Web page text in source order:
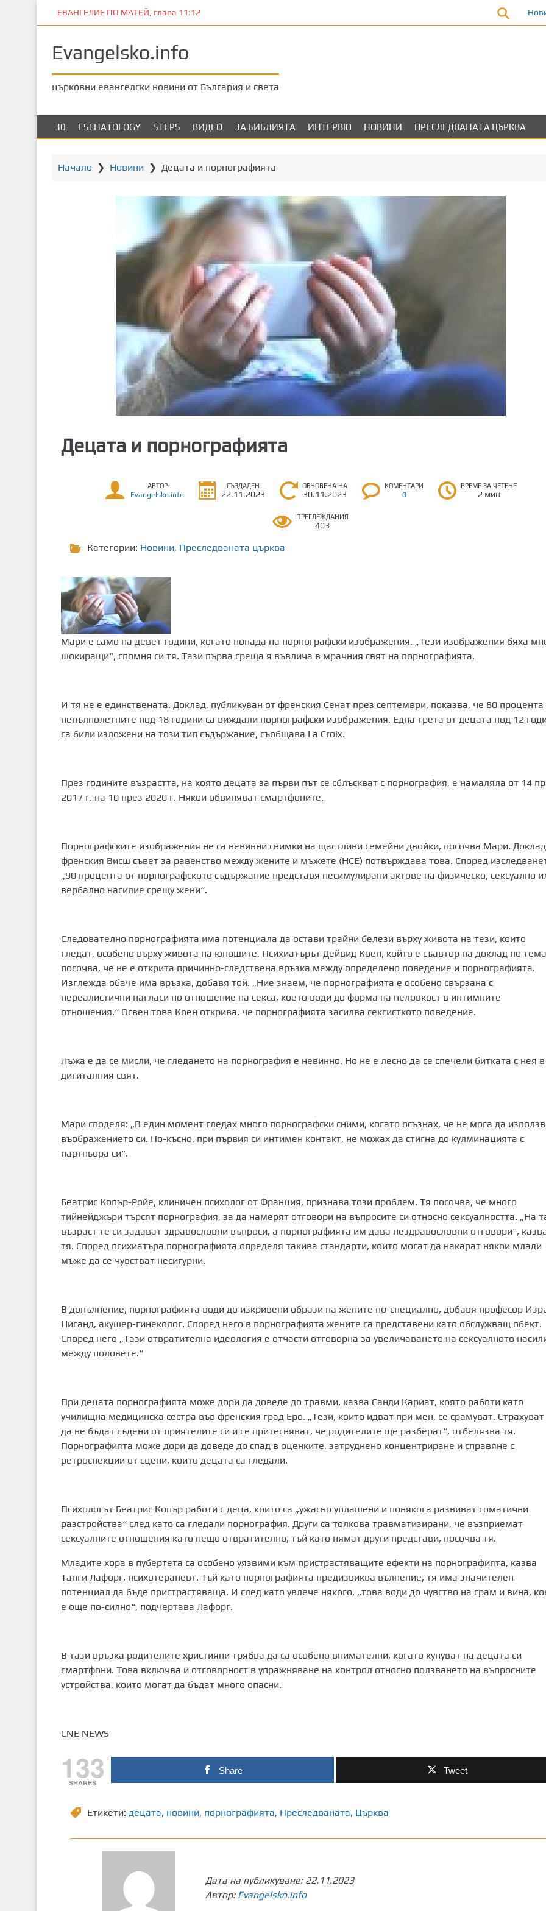
к
ЕВАНГЕЛИЕ ПО МАТЕЙ, глава 11:12
Evangelsko.info
църковни евангелски новини от България и света
30 ESCHATOLOGY STEPS ВИДЕО ЗА БИБЛИЯТА ИНТЕРВЮ НОВИНИ ПРЕСЛЕДВАНАТА ЦЪРКВА
Начало ❯ Новини❯ Децата и порнографията
Децата и порнографията
АВТОР
Evangelsko.info
СЪЗДАДЕН
22.11.2023
ОБНОВЕНА НА
30.11.2023
КОМЕНТАРИ
0
ВРЕМЕ ЗА ЧЕТЕНЕ
2 мин
ПРЕГЛЕЖДАНИЯ
403
Категории: Новини, Преследваната църква
Мари e само на девет години, когато попада на порнографски изображения. „Тези изображения бяха
шокиращи“, спомня си тя. Тази първа среща я въвлича в мрачния свят на порнографията.
И тя не е единствената. Доклад, публикуван от френския Сенат през септември, показва, че 80 процента
непълнолетните под 18 години са виждали порнографски изображения. Една трета от децата под 12
са били изложени на този тип съдържание, съобщава La Croix.
През годините възрастта, на която децата за първи път се сблъскват с порнография, е намаляла от 14
2017 г. на 10 през 2020 г. Някои обвиняват смартфоните.
Порнографските изображения не са невинни снимки на щастливи семейни двойки, посочва Мари.
френския Висш съвет за равенство между жените и мъжете (HCE) потвърждава това. Според
„90 процента от порнографското съдържание представя несимулирани актове на физическо, сексуално
вербално насилие срещу жени“.
Следователно порнографията има потенциала да остави трайни белези върху живота на тези, които
гледат, особено върху живота на юношите. Психиатърът Дейвид Коен, който е съавтор на доклад по
посочва, че не е открита причинно-следствена връзка между определено поведение и порнографията.
Изглежда обаче има връзка, добавя той. „Ние знаем, че порнографията е особено свързана с
нереалистични нагласи по отношение на секса, което води до форма на неловкост в интимните
отношения.“ Освен това Коен открива, че порнографията засилва сексисткото поведение.
Лъжа е да се мисли, че гледането на порнография е невинно. Но не е лесно да се спечели битката с нея в
дигиталния свят.
Мари споделя: „В един момент гледах много порнографски сними, когато осъзнах, че не мога да
въображението си. По-късно, при първия си интимен контакт, не можах да стигна до кулминацията с
партньора си“.
Беатрис Копър-Ройе, клиничен психолог от Франция, признава този проблем. Тя посочва, че много
тийнейджъри търсят порнография, за да намерят отговори на въпросите си относно сексуалността. „На
възраст те си задават здравословни въпроси, а порнографията им дава нездравословни отговори“,
тя. Според психиатъра порнографията определя такива стандарти, които могат да накарат някои млади
мъже да се чувстват несигурни.
В допълнение, порнографията води до изкривени образи на жените по-специално, добавя професор
Нисанд, акушер-гинеколог. Според него в порнографията жените са представени като обслужващ обект.
Според него „Тази отвратителна идеология е отчасти отговорна за увеличаването на сексуалното
между половете.“
При децата порнографията може дори да доведе до травми, казва Санди Кариат, която работи като
училищна медицинска сестра във френския град Еро. „Тези, които идват при мен, се срамуват. Страхуват
да не бъдат съдени от приятелите си и се притесняват, че родителите ще разберат“, отбелязва тя.
Порнографията може дори да доведе до спад в оценките, затруднено концентриране и справяне с
ретроспекции от сцени, които децата са гледали.
Психологът Беатрис Копър работи с деца, които са „ужасно уплашени и понякога развиват соматични
разстройства“ след като са гледали порнография. Други са толкова травматизирани, че възприемат
сексуалните отношения като нещо отвратително, тъй като нямат други представи, посочва тя.
Младите хора в пубертета са особено уязвими към пристрастяващите ефекти на порнографията, казва
Танги Лафорг, психотерапевт. Тъй като порнографията предизвиква вълнение, тя има значителен
потенциал да бъде пристрастяваща. И след като увлече някого, „това води до чувство на срам и вина,
е още по-силно“, подчертава Лафорг.
В тази връзка родителите християни трябва да са особено внимателни, когато купуват на децата си
смартфони. Това включва и отговорност в упражняване на контрол относно ползването на въпросните
устройства, които могат да бъдат много опасни.
CNE NEWS
133
SHARES
Share Tweet
Етикети: децата, новини, порнографията, Преследваната, Църква
Дата на публикуване: 22.11.2023
Автор: Evangelsko.info